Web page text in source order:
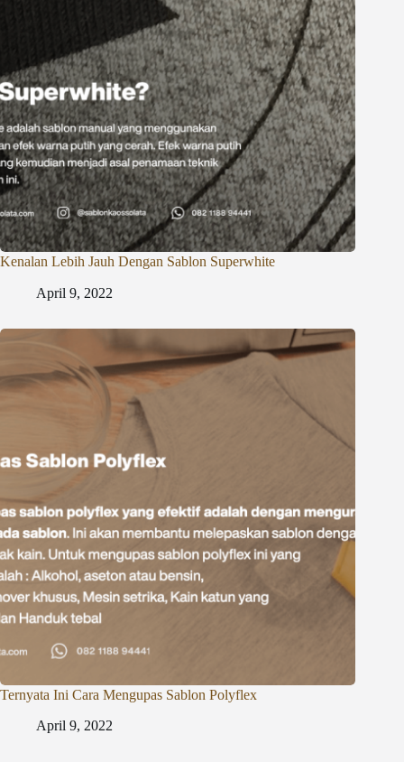
Kenalan Lebih Jauh Dengan Sablon Superwhite
April 9, 2022
Ternyata Ini Cara Mengupas Sablon Polyflex
April 9, 2022